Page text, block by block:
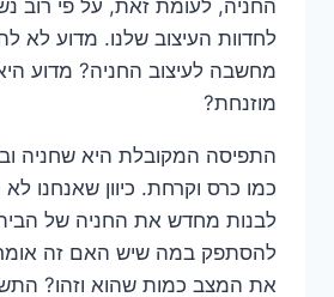
החניה, לעומת זאת, על פי רוב
לחדוות העיצוב שלנו. מדוע לא
מחשבה לעיצוב החניה? מדוע
מוזנחת?
התפיסה המקובלת היא שחניה
כמו כרס וקרחת. כיוון שאנחנו לא
לבנות מחדש את החניה של הבית
להסתפק במה שיש האם זה אומר
את המצב כמות שהוא וזהו?